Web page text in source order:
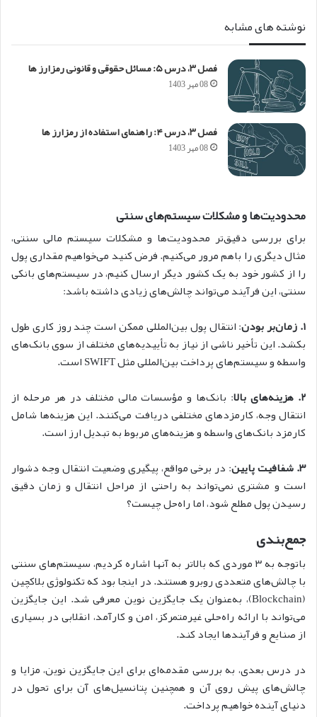
نوشته های مشابه
فصل ۳، درس ۵: مسائل حقوقی و قانونی رمزارز ها
08 مهر 1403
فصل ۳، درس ۴: راهنمای استفاده از رمزارز ها
08 مهر 1403
محدودیت‌ها و مشکلات سیستم‌های سنتی
برای بررسی دقیق‌تر محدودیت‌ها و مشکلات سیستم مالی سنتی،
مثال دیگری را باهم مرور می‌کنیم. فرض کنید می‌خواهیم مقداری پول
را از کشور خود به یک کشور دیگر ارسال کنیم، در سیستم‌های بانکی
سنتی، این فرآیند می‌تواند چالش‌های زیادی داشته باشد:
۱. زمان‌بر بودن
: انتقال پول بین‌المللی ممکن است چند روز کاری طول
بکشد. این تأخیر ناشی از نیاز به تأییدیه‌های مختلف از سوی بانک‌های
واسطه و سیستم‌های پرداخت بین‌المللی مثل SWIFT است.
۲. هزینه‌های بالا
: بانک‌ها و مؤسسات مالی مختلف در هر مرحله از
انتقال وجه، کارمزدهای مختلفی دریافت می‌کنند. این هزینه‌ها شامل
کارمزد بانک‌های واسطه و هزینه‌های مربوط به تبدیل ارز است.
۳. شفافیت پایین
: در برخی مواقع، پیگیری وضعیت انتقال وجه دشوار
است و مشتری نمی‌تواند به راحتی از مراحل انتقال و زمان دقیق
رسیدن پول مطلع شود، اماراه‌حل چیست؟
جمع‌بندی
باتوجه به ۳ موردی که بالاتر به آنها اشاره کردیم، سیستم‌های سنتی
با چالش‌های متعددی روبرو هستند. در اینجا بود که تکنولوژی بلاکچین
(Blockchain)، به‌عنوان یک جایگزین نوین معرفی شد. این جایگزین
می‌تواند با ارائه راه‌حلی غیرمتمرکز، امن و کارآمد، انقلابی در بسیاری
از صنایع و فرآیندها ایجاد کند.
در درس بعدی، به بررسی مقدمه‌ای برای این جایگزین نوین، مزایا و
چالش‌های پیش روی آن و همچنین پتانسیل‌های آن برای تحول در
دنیای آینده خواهیم پرداخت.